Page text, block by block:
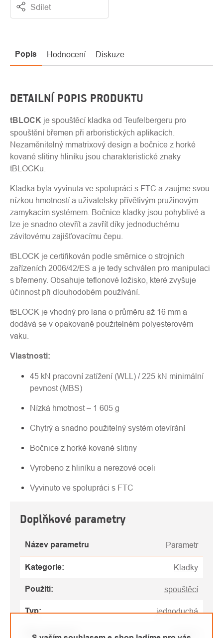
Sdílet
Popis Hodnocení Diskuze
DETAILNÍ POPIS PRODUKTU
tBLOCK je spouštěcí kladka od Teufelbergeru pro
spouštění břemen při arboristických aplikacích.
Nezaměnitelný mmatrixový design a bočnice z horké
kované slitiny hliníku jsou charakteristické znaky
tBLOCKu.
Kladka byla vyvinuta ve spolupráci s FTC a zaujme svou
nízkou hmotností a uživatelsky přívětivým pružinovým
zamykacím systémem. Bočnice kladky jsou pohyblivé a
lze je snadno otevřít a zavřít díky jednoduchému
závitovému zajišťovacímu čepu.
tBLOCK je certifikován podle směrnice o strojních
zařízeních 2006/42/ES a je tedy schválen pro manipulaci
s břemeny. Obsahuje teflonové ložisko, které zvyšuje
účinnost při dlouhodobém používání.
tBLOCK je vhodný pro lana o průměru až 16 mm a
dodává se v opakovaně použitelném polyesterovém
vaku.
Vlastnosti:
45 kN pracovní zatížení (WLL) / 225 kN minimální
pevnost (MBS)
Nízká hmotnost – 1 605 g
Chytrý a snadno použitelný systém otevírání
Bočnice z horké kované slitiny
Vyrobeno z hliníku a nerezové oceli
Vyvinuto ve spolupráci s FTC
Doplňkové parametry
Název parametru Parametr
Kategorie: Kladky
Použití: spouštěcí
Typ: jednoduchá
Typ vybavení Kladky